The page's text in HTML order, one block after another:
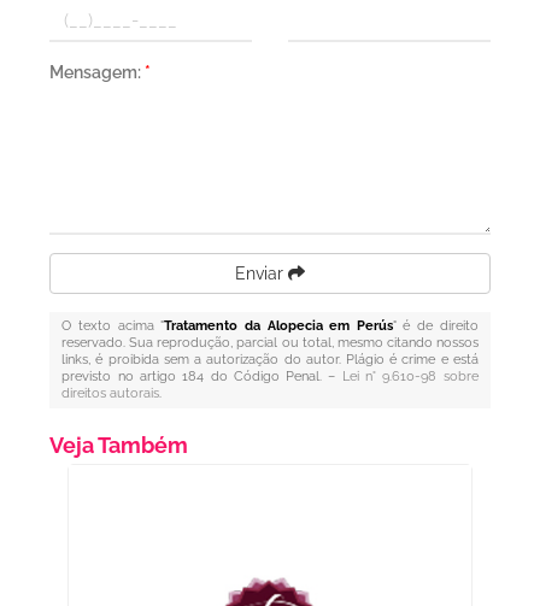
Mensagem: *
Enviar
O texto acima "Tratamento da Alopecia em Perús" é de direito
reservado. Sua reprodução, parcial ou total, mesmo citando nossos
links, é proibida sem a autorização do autor. Plágio é crime e está
previsto no artigo 184 do Código Penal. – Lei n° 9.610-98 sobre
direitos autorais.
Veja Também